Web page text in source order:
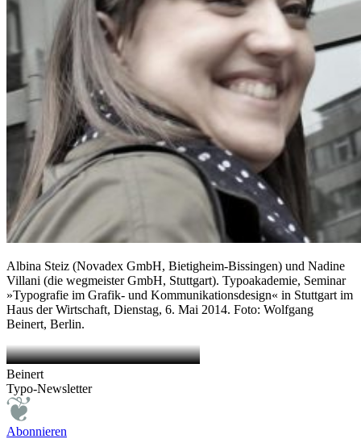
Albina Steiz (Novadex GmbH, Bietigheim-Bissingen) und Nadine
Villani (die wegmeister GmbH, Stuttgart). Typoakademie, Seminar
»Typografie im Grafik- und Kommunikationsdesign« in Stuttgart im
Haus der Wirtschaft, Dienstag, 6. Mai 2014. Foto: Wolfgang
Beinert, Berlin.
Beinert
Typo-Newsletter
Abonnieren